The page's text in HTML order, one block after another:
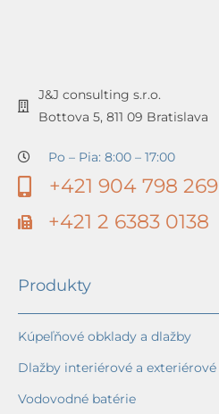
J&J consulting s.r.o.
Bottova 5, 811 09 Bratislava
Po – Pia: 8:00 – 17:00
+421 904 798 269
+421 2 6383 0138
Produkty
Kúpeľňové obklady a dlažby
Dlažby interiérové a exteriérové
Vodovodné batérie